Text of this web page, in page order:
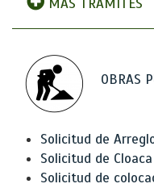
MÁS TRÁMITES
OBRAS
Solicitud de
Solicitud de
Solicitud de